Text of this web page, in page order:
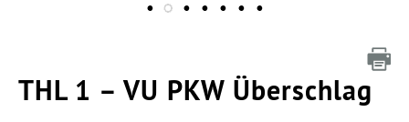
THL 1 – VU PKW Überschlag